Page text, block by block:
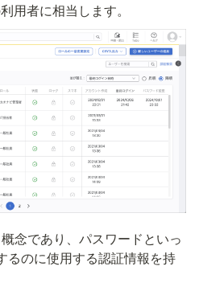
用者に相当します。
念であり、パスワードといっ
るのに使用する認証情報を持